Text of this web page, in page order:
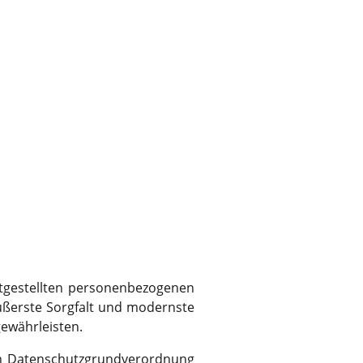
personenbezogenen
Sorgfalt und modernste